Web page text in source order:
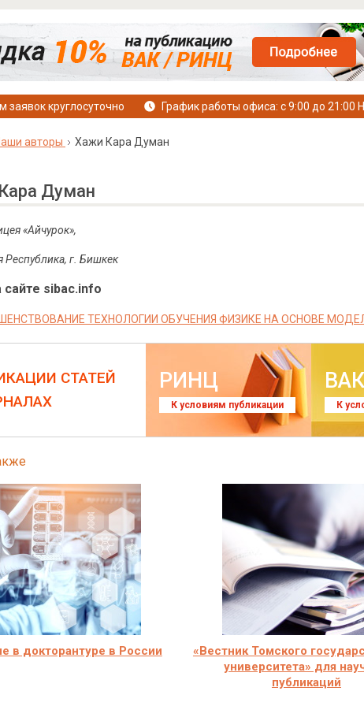
заявок круглосуточно График работы офиса: с 9:00 до 21:00
авторы Хажи Кара Думан
Думан
«Айчурок»,
Республика, г. Бишкек
сайте sibac.info
ТЕХНОЛОГИИ ОБУЧЕНИЯ ФИЗИКЕ НА ОСНОВЕ
СТАТЕЙ
РИНЦ
К условиям публикации
ВАК
К
в докторантуре в России
«Вестник Томского
университета» для
публикаций